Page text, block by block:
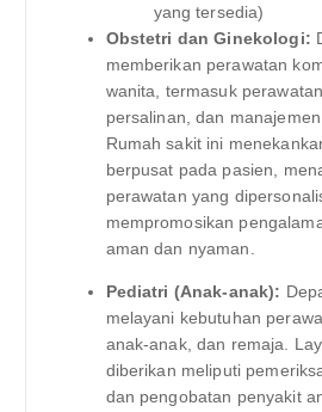
yang tersedia)
Obstetri dan Ginekologi:
memberikan perawatan
wanita, termasuk
persalinan, dan
Rumah sakit ini
berpusat pada pasien,
perawatan yang
mempromosikan
aman dan nyaman.
Pediatri (Anak-anak):
melayani kebutuhan
anak-anak, dan remaja.
diberikan meliputi
dan pengobatan penyakit